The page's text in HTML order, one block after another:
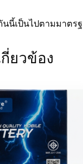
นนี้เป็นไปตามมาต
ยวข้อง